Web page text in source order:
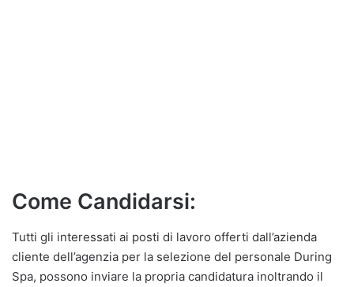
Come Candidarsi:
Tutti gli interessati ai posti di lavoro offerti dall’azienda
cliente dell’agenzia per la selezione del personale During
Spa, possono inviare la propria candidatura inoltrando il